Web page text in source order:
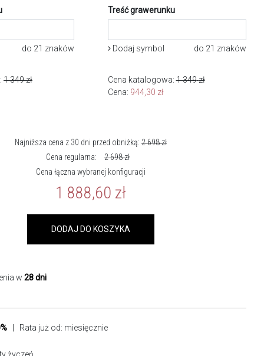
do 21 znaków
1 349zł
Treść grawerunku
Dodaj symbol do 21 znaków
Cena katalogowa:1 349zł
Cena: 944,30 zł
Najniższa cena z 30 dni przed obniżką: 2 698zł
Cena regularna:
2 698zł
Cena łączna wybranej konfiguracji
1 888,60 zł
DODAJ DO KOSZYKA
w 28 dni
| Rata już od: miesięcznie